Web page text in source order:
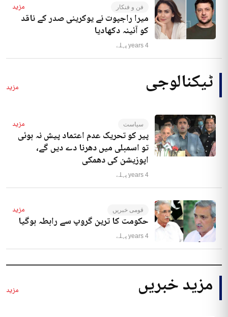
فن و فنکار مزید
میرا راجپوت نے یوکرینی صدر کے ناقد
کو آئینہ دکھادیا
4 years پہلے
ٹیکنالوجی مزید
سیاست مزید
پیر کو تحریک عدم اعتماد پیش نہ ہوئی
تو اسمبلی میں دھرنا دے دیں گے،
اپوزیشن کی دھمکی
4 years پہلے
قومی خبریں مزید
حکومت کا ترین گروپ سے رابطہ ہوگیا
4 years پہلے
مزید خبریں مزید